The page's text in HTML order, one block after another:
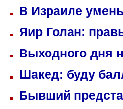
В Израиле
Яир Голан:
Выходного дня
Шакед: буду
Бывший